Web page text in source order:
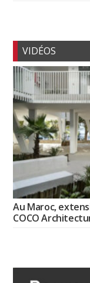
VIDÉOS
Au Maroc,
COCO